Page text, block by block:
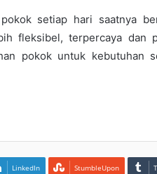
setiap hari saatnya
fleksibel, terpercaya
pokok untuk kebutuhan
LinkedIn StumbleUpon